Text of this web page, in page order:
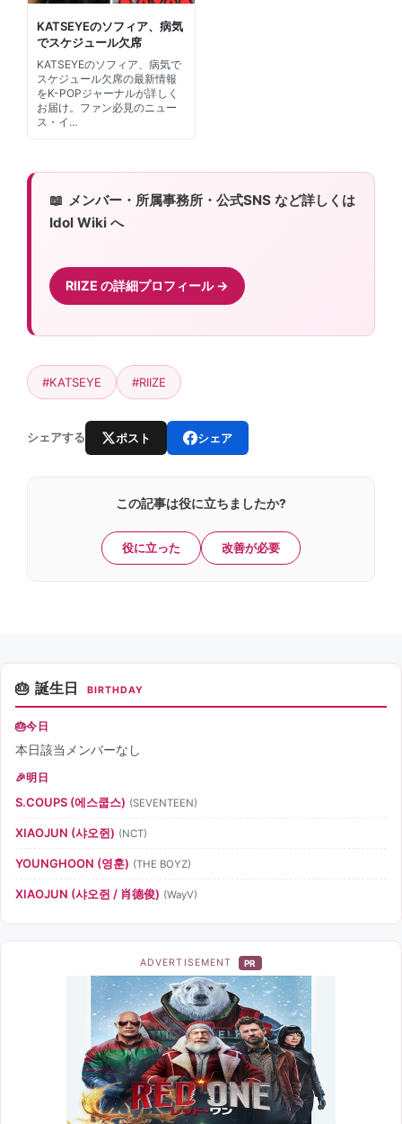
KATSEYEのソフィア、病気
でスケジュール欠席
KATSEYEのソフィア、病気で
スケジュール欠席の最新情報
をK-POPジャーナルが詳しく
お届け。ファン必見のニュー
ス・イ…
メンバー・所属事務所・公式SNS など詳しくは
Idol Wiki へ
RIIZE の詳細プロフィール
#KATSEYE #RIIZE
シェアする ポスト シェア
この記事は役に立ちましたか?
役に立った 改善が必要
誕生日 BIRTHDAY
今日
本日該当メンバーなし
明日
S.COUPS (에스쿱스) (SEVENTEEN)
XIAOJUN (샤오쥔) (NCT)
YOUNGHOON (영훈) (THE BOYZ)
XIAOJUN (샤오쥔 / 肖德俊) (WayV)
ADVERTISEMENT PR